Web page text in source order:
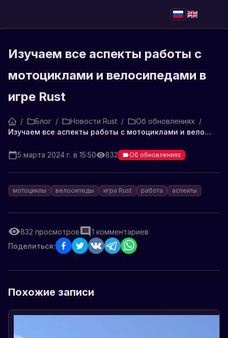
Изучаем все аспекты работы с
мотоциклами и велосипедами в
игре Rust
/ Блог / Новости Rust / Об обновлениях /
Изучаем все аспекты работы с мотоциклами и велосипедами в игре Rust
5 марта 2024 г. в 15:50 832 Об обновлениях
мотоциклы велосипеды игра Rust работа аспекты
832 просмотров 1 комментариев
Поделиться:
Похожие записи